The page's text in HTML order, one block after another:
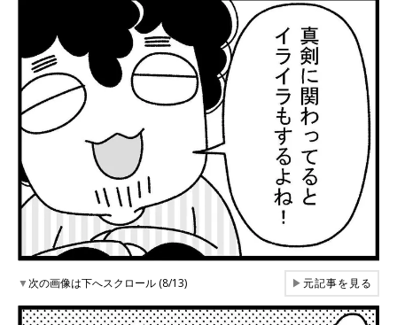
▼次の画像は下へスクロール (8/13) ▶元記事を見る